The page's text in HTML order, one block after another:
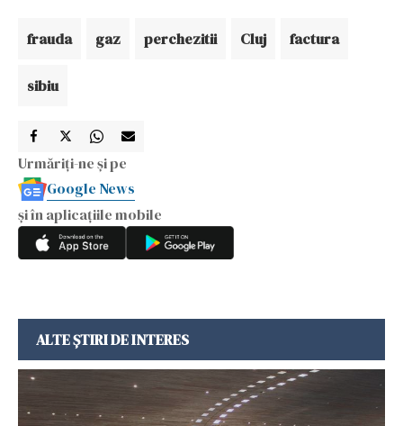
frauda gaz perchezitii Cluj factura
sibiu
Urmăriți-ne și pe
Google News
și în aplicațiile mobile
ALTE ȘTIRI DE INTERES